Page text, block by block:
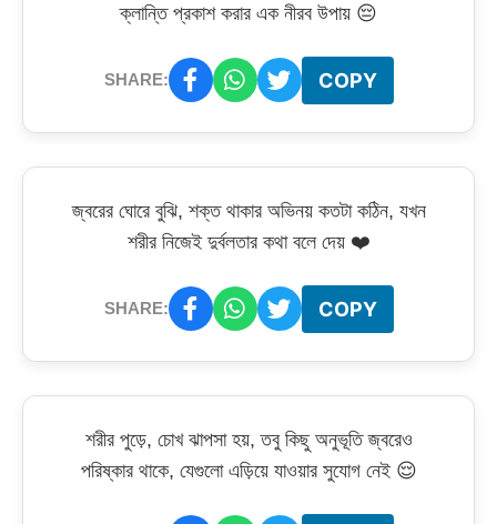
ক্লান্তি প্রকাশ করার এক নীরব উপায় 😔
SHARE: COPY
জ্বরের ঘোরে বুঝি, শক্ত থাকার অভিনয় কতটা কঠিন, যখন
শরীর নিজেই দুর্বলতার কথা বলে দেয় ❤️
SHARE: COPY
শরীর পুড়ে, চোখ ঝাপসা হয়, তবু কিছু অনুভূতি জ্বরেও
পরিষ্কার থাকে, যেগুলো এড়িয়ে যাওয়ার সুযোগ নেই 😌